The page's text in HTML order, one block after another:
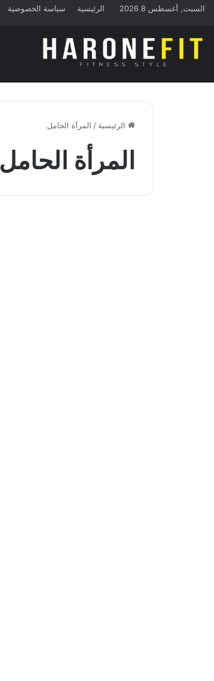
السبت, أغسطس 8 2026 الرئيسية سياسة الخصوصية
الرئيسية / المرأة الحامل
المرأة الحامل